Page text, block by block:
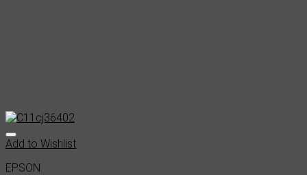
Add to Wishlist
EPSON